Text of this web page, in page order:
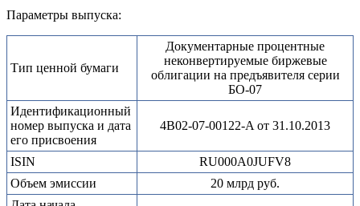
Параметры выпуска:
Тип ценной бумаги
Документарные процентные
неконвертируемые биржевые
облигации на предъявителя серии
БО-07
Идентификационный
номер выпуска и дата
его присвоения
4B02-07-00122-A от 31.10.2013
ISIN
RU000A0JUFV8
Объем эмиссии
20 млрд руб.